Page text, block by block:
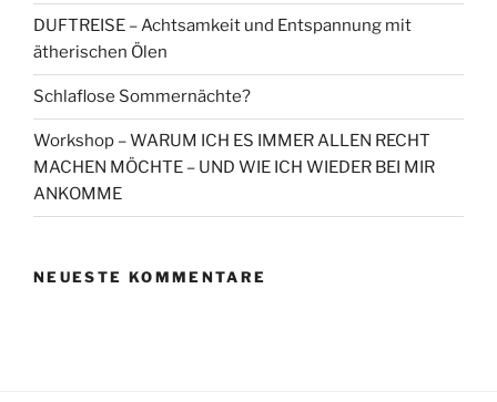
DUFTREISE – Achtsamkeit und Entspannung mit
ätherischen Ölen
Schlaflose Sommernächte?
Workshop – WARUM ICH ES IMMER ALLEN RECHT
MACHEN MÖCHTE – UND WIE ICH WIEDER BEI MIR
ANKOMME
NEUESTE KOMMENTARE